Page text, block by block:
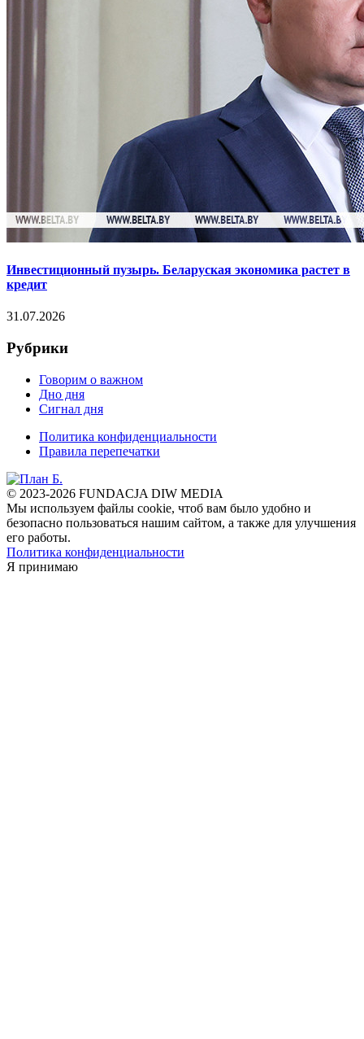
Инвестиционный пузырь. Беларуская экономика растет в
кредит
31.07.2026
Рубрики
Говорим о важном
Дно дня
Сигнал дня
Политика конфиденциальности
Правила перепечатки
© 2023-2026 FUNDACJA DIW MEDIA
Мы используем файлы cookie, чтоб вам было удобно и
безопасно пользоваться нашим сайтом, а также для улучшения
его работы.
Политика конфиденциальности
Я принимаю